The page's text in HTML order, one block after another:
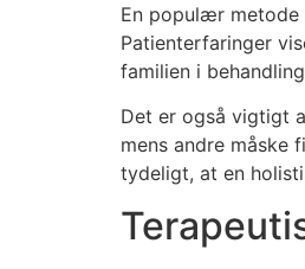
En populær
Patienterfaringer
familien i
Det er også vigtigt
mens andre måske
tydeligt, at en